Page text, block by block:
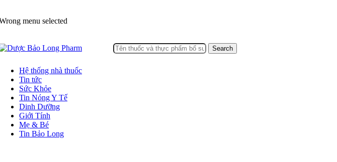
menu selected
Search
Hệ thống nhà thuốc
Tin tức
Sức Khỏe
Tin Nóng Y Tế
Dinh Dưỡng
Giới Tính
Mẹ & Bé
Tin Bảo Long